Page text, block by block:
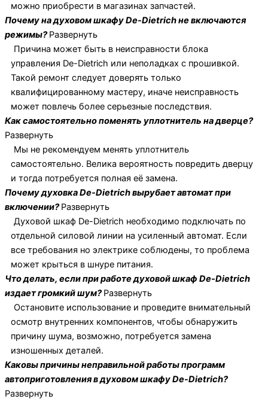
можно приобрести в магазинах запчастей.
Почему на духовом шкафу De-Dietrich не включаются
режимы?Развернуть
Причина может быть в неисправности блока
управления De-Dietrich или неполадках с прошивкой.
Такой ремонт следует доверять только
квалифицированному мастеру, иначе неисправность
может повлечь более серьезные последствия.
Как самостоятельно поменять уплотнитель на дверце?
Развернуть
Мы не рекомендуем менять уплотнитель
самостоятельно. Велика вероятность повредить дверцу
и тогда потребуется полная её замена.
Почему духовка De-Dietrich вырубает автомат при
включении?Развернуть
Духовой шкаф De-Dietrich необходимо подключать по
отдельной силовой линии на усиленный автомат. Если
все требования но электрике соблюдены, то проблема
может крыться в шнуре питания.
Что делать, если при работе духовой шкаф De-Dietrich
издает громкий шум?Развернуть
Остановите использование и проведите внимательный
осмотр внутренних компонентов, чтобы обнаружить
причину шума, возможно, потребуется замена
изношенных деталей.
Каковы причины неправильной работы программ
автоприготовления в духовом шкафу De-Dietrich?
Развернуть